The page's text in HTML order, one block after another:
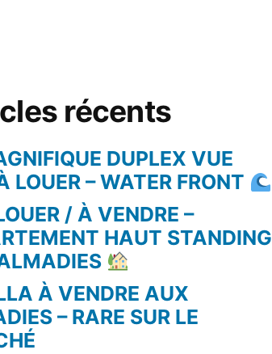
récents
DUPLEX VUE
LOUER – WATER FRONT
/ À VENDRE –
HAUT STANDING
À VENDRE AUX
– RARE SUR LE